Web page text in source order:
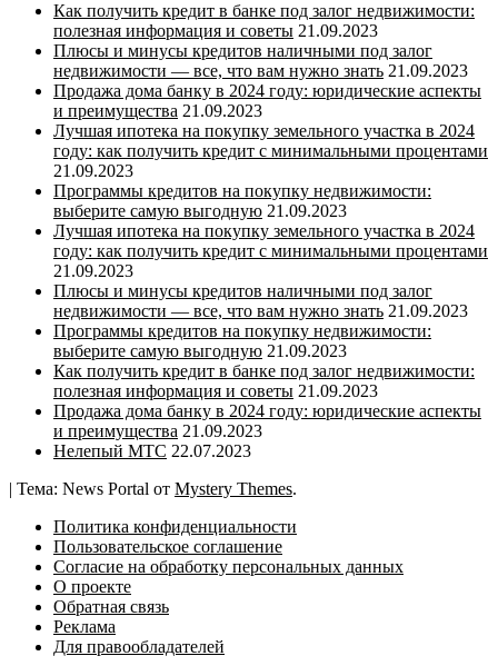
Как получить кредит в банке под залог недвижимости:
полезная информация и советы 21.09.2023
Плюсы и минусы кредитов наличными под залог
недвижимости — все, что вам нужно знать 21.09.2023
Продажа дома банку в 2024 году: юридические аспекты
и преимущества 21.09.2023
Лучшая ипотека на покупку земельного участка в 2024
году: как получить кредит с минимальными процентами
21.09.2023
Программы кредитов на покупку недвижимости:
выберите самую выгодную 21.09.2023
Лучшая ипотека на покупку земельного участка в 2024
году: как получить кредит с минимальными процентами
21.09.2023
Плюсы и минусы кредитов наличными под залог
недвижимости — все, что вам нужно знать 21.09.2023
Программы кредитов на покупку недвижимости:
выберите самую выгодную 21.09.2023
Как получить кредит в банке под залог недвижимости:
полезная информация и советы 21.09.2023
Продажа дома банку в 2024 году: юридические аспекты
и преимущества 21.09.2023
Нелепый МТС 22.07.2023
Тема: News Portal от Mystery Themes.
Политика конфиденциальности
Пользовательское соглашение
Согласие на обработку персональных данных
О проекте
Обратная связь
Реклама
Для правообладателей